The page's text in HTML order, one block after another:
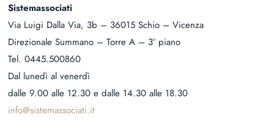
Sistemassociati
Via Luigi Dalla Via, 3b – 36015 Schio – Vicenza
Direzionale Summano – Torre A – 3° piano
Tel.0445.500860
Dal lunedì al venerdì
dalle 9.00 alle 12.30 e dalle 14.30 alle 18.30
info@sistemassociati.it